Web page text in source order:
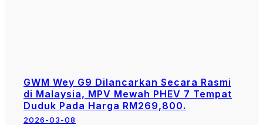
GWM Wey G9 Dilancarkan Secara Rasmi
di Malaysia, MPV Mewah PHEV 7 Tempat
Duduk Pada Harga RM269,800.
2026-03-08